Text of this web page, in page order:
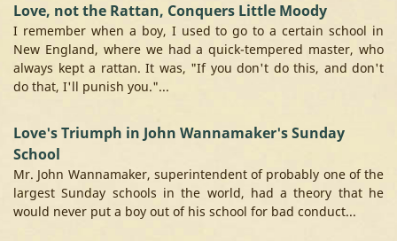
Love, not the Rattan, Conquers Little Moody
I remember when a boy, I used to go to a certain school in
New England, where we had a quick-tempered master, who
always kept a rattan. It was, "If you don't do this, and don't
do that, I'll punish you."...
Love's Triumph in John Wannamaker's Sunday
School
Mr. John Wannamaker, superintendent of probably one of the
largest Sunday schools in the world, had a theory that he
would never put a boy out of his school for bad conduct...